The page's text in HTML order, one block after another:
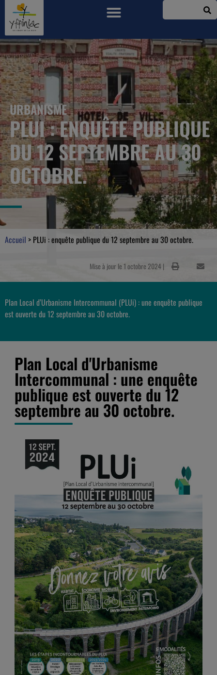
URBANISME
PLUI : ENQUÊTE PUBLIQUE
DU 12 SEPTEMBRE AU 30
OCTOBRE.
Accueil > PLUi : enquête publique du 12 septembre au 30 octobre.
Mise à jour le 1 octobre 2024 |
Plan Local d’Urbanisme Intercommunal (PLUi) : une enquête publique
est ouverte du 12 septembre au 30 octobre.
Plan Local d'Urbanisme
Intercommunal : une enquête
publique est ouverte du 12
septembre au 30 octobre.